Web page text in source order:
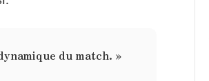
du match. »